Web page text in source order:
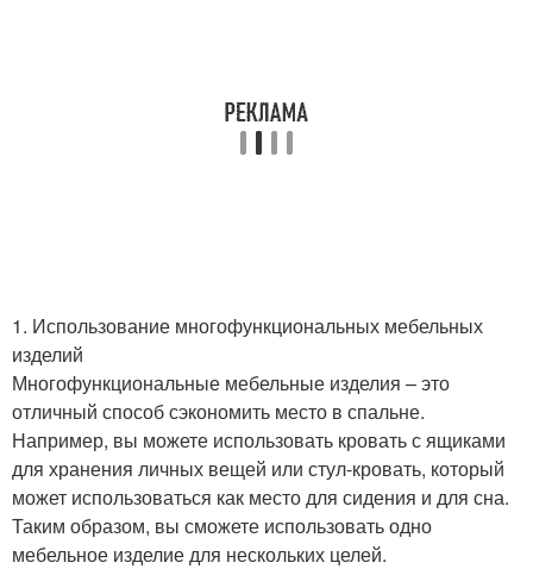
1. Использование многофункциональных мебельных
изделий
Многофункциональные мебельные изделия – это
отличный способ сэкономить место в спальне.
Например, вы можете использовать кровать с ящиками
для хранения личных вещей или стул-кровать, который
может использоваться как место для сидения и для сна.
Таким образом, вы сможете использовать одно
мебельное изделие для нескольких целей.